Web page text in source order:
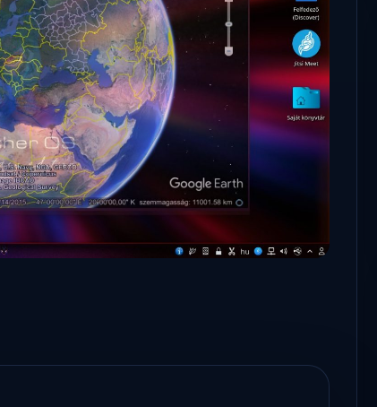
Microsoft odaadta a kulcsokat a
hatóságoknak, hogy
az adatokat.